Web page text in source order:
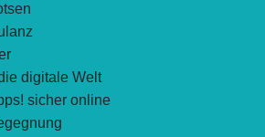
digitale Welt
sicher online